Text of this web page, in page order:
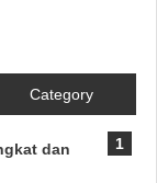
Category
dan